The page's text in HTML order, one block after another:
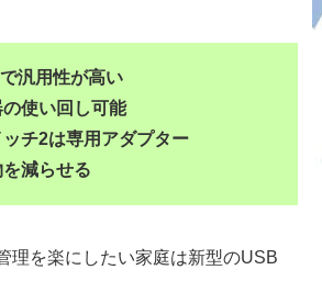
汎用性が高い
使い回し可能
ッチ2は専用アダプター
減らせる
理を楽にしたい家庭は新型のUSB